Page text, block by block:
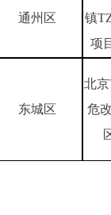
通州区
镇
项
东城区
北
危